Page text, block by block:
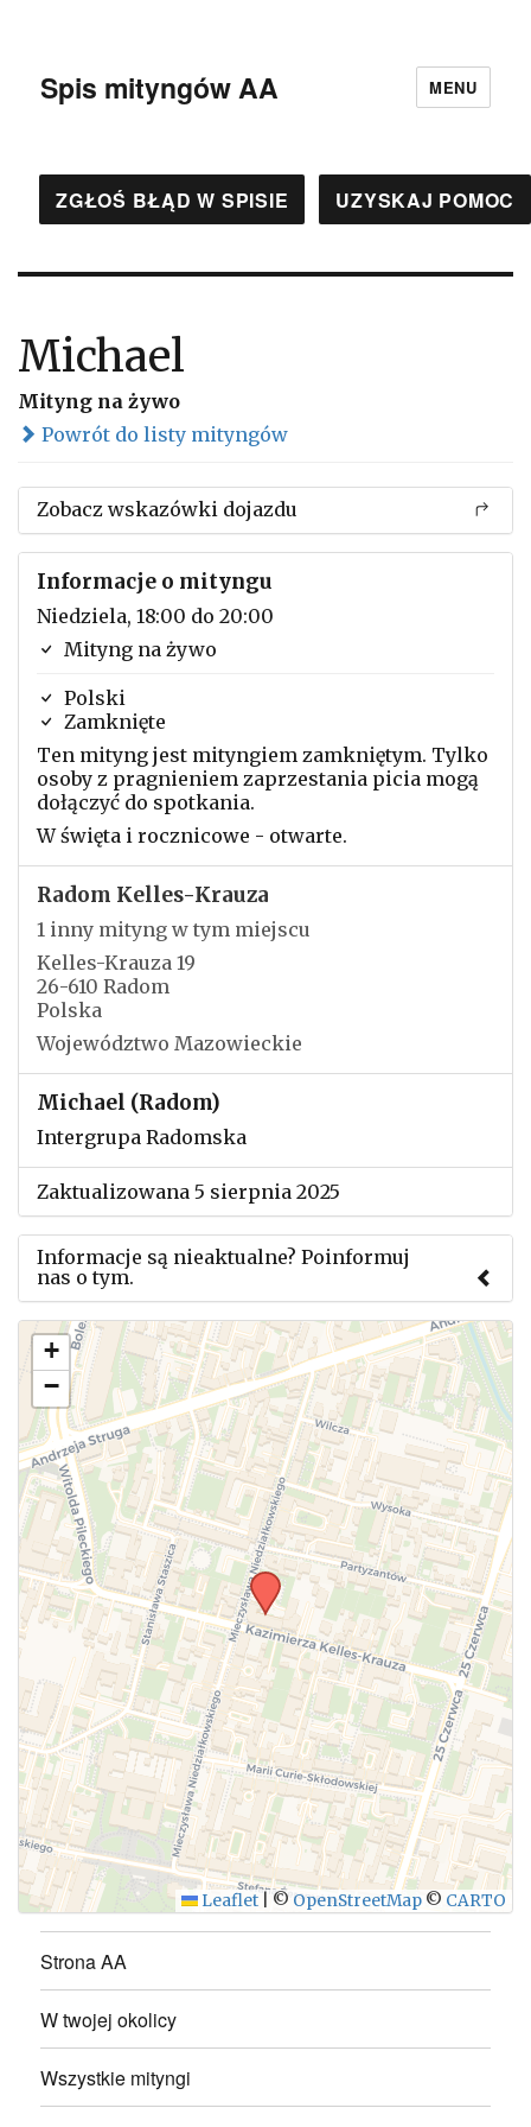
Spis mityngów AA MENU
ZGŁOŚ BŁĄD W SPISIE UZYSKAJ POMOC
Michael
Mityng na żywo
Powrót do listy mityngów
Zobacz wskazówki dojazdu
Informacje o mityngu
Niedziela, 18:00 do 20:00
Mityng na żywo
Polski
Zamknięte
Ten mityng jest mityngiem zamkniętym. Tylko
osoby z pragnieniem zaprzestania picia mogą
dołączyć do spotkania.
W święta i rocznicowe - otwarte.
Radom Kelles-Krauza
1 inny mityng w tym miejscu
Kelles-Krauza 19
26-610 Radom
Polska
Województwo Mazowieckie
Michael (Radom)
Intergrupa Radomska
Zaktualizowana 5 sierpnia 2025
Informacje są nieaktualne? Poinformuj
nas o tym.
Użyj tego formularza aby przesłać informację o
zmianach w powyższym mityngu.
WYŚLIJ
+
−
Leaflet © OpenStreetMap © CARTO
Strona AA
W twojej okolicy
Wszystkie mityngi